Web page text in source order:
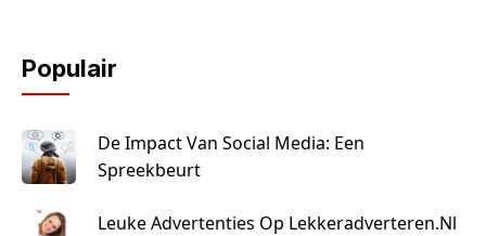
Populair
De Impact Van Social Media: Een
Spreekbeurt
Leuke Advertenties Op Lekkeradverteren.nl